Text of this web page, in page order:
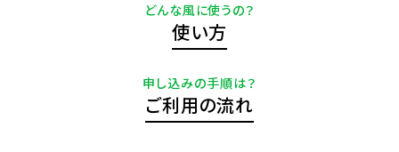
どんな風に使うの？
使い方
申し込みの手順は？
ご利用の流れ